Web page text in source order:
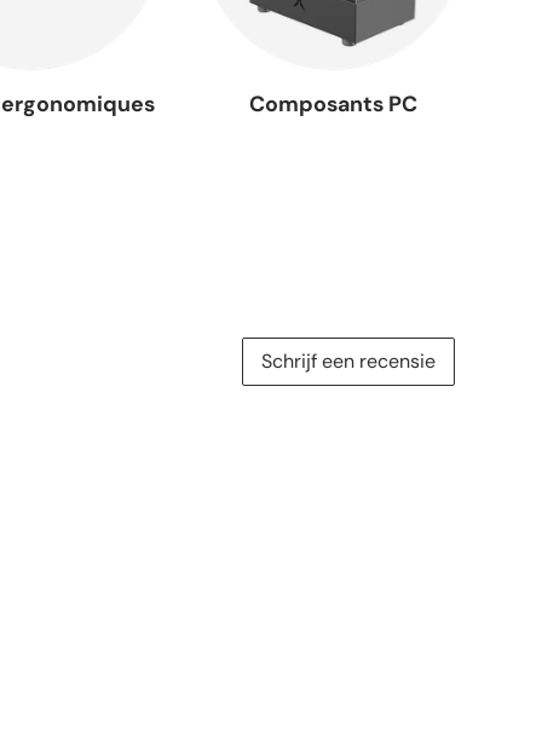
Composants PC
Schrijf een recensie